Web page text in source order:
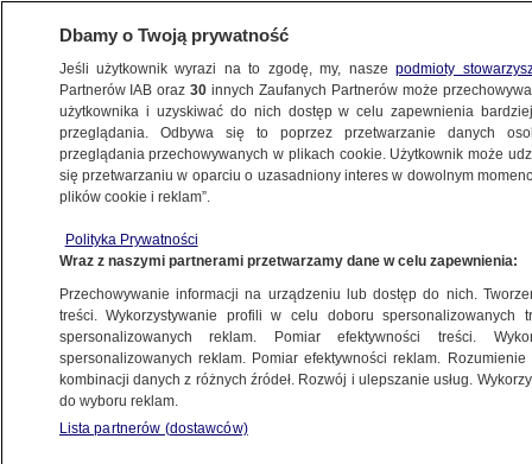
Dbamy o Twoją prywatność
Jeśli użytkownik wyrazi na to zgodę, my, naszepodmioty
Partnerów IAB oraz30 innych Zaufanych Partnerów może
użytkownika i uzyskiwać do nich dostęp w celu zapewnienia
przeglądania. Odbywa się to poprzez przetwarzanie danych
przeglądania przechowywanych w plikach cookie. Użytkownik może
się przetwarzaniu w oparciu o uzasadniony interes w dowolnym
plików cookie i reklam”.
Polityka Prywatności
Wraz z naszymi partnerami przetwarzamy dane w celu zapewnienia:
Przechowywanie informacji na urządzeniu lub dostęp do nich.
treści. Wykorzystywanie profili w celu doboru spersonalizowanych
spersonalizowanych reklam. Pomiar efektywności treści.
spersonalizowanych reklam. Pomiar efektywności reklam.
kombinacji danych z różnych źródeł. Rozwój i ulepszanie usług.
do wyboru reklam.
Lista partnerów (dostawców)